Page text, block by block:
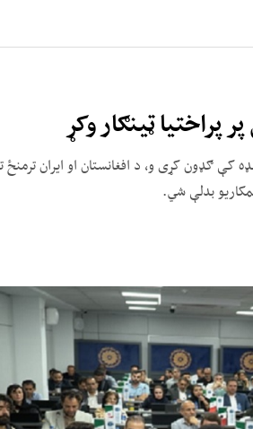
پراختیا ټینګار وکړ
ګډون کړی و، د افغانستان او ایران ترمنځ
بدلې شي.